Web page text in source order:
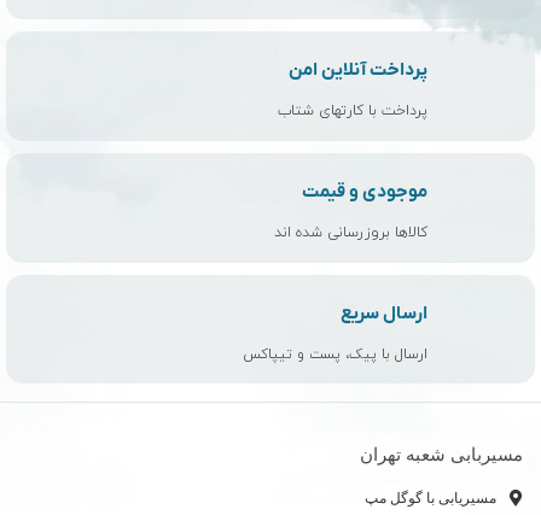
پرداخت آنلاین امن
پرداخت با کارتهای شتاب
موجودی و قیمت
کالاها بروزرسانی شده اند
ارسال سریع
ارسال با پیک، پست و تیپاکس
مسیربابی شعبه تهران
مسیریابی با گوگل مپ